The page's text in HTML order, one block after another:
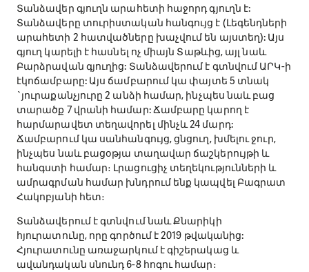
Տանձավեր գյուղն արահետի հաջորդ գյուղն է:
Տանձավերը տուրիստական հանգույց է (Լեգենդների
արահետի 2 հատվածները խաչվում են այստեղ): Այս
գյուղ կարելի է հասնել ոչ միայն Տաթևից, այլ նաև
Բարձրավան գյուղից: Տանձավերում է գտնվում ԱՐԿ-ի
էկոճամբարը: Այս ճամբարում կա փայտե 5 տնակ
`յուրաքանչյուրը 2 անձի համար, ինչպես նաև բաց
տարածք 7 վրանի համար: Ճամբարը կարող է
հարմարավետ տեղավորել մինչև 24 մարդ:
Ճամբարում կա սանհանգույց, ցնցուղ, խմելու ջուր,
ինչպես նաև բացօթյա տաղավար ճաշկերույթի և
հանգստի համար։ Լրացուցիչ տեղեկությունների և
ամրագրման համար խնդրում ենք կապվել Բագրատ
Հակոբյանի հետ։
Տանձավերում է գտնվում նաև Քնարիկի
հյուրատունը, որը գործում է 2019 թվականից:
Հյուրատունը առաջարկում է գիշերակաց և
ավանդական սնունդ 6-8 հոգու համար։